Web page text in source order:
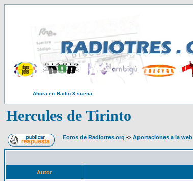
Ahora en Radio 3 suena:
Hercules de Tirinto
Foros de Radiotres.org -> Aportaciones a la web
Autor